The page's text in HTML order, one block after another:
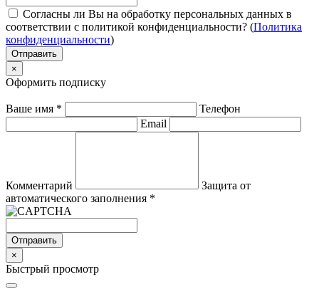
Согласны ли Вы на обработку персональных данных в
соответствии с политикой конфиденциальности? (Политика
конфиденциальности)
Отправить
×
Оформить подписку
Ваше имя *
Телефон
Email
Комментарий
Защита от
автоматического заполнения *
Отправить
×
Быстрый просмотр